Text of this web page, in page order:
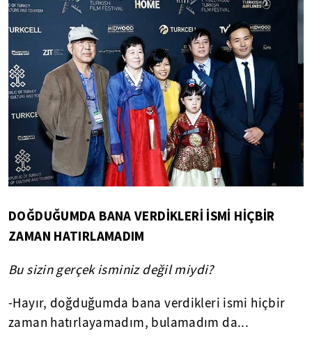
DOĞDUĞUMDA BANA VERDİKLERİ İSMİ HİÇBİR
ZAMAN HATIRLAMADIM
Bu sizin gerçek isminiz değil miydi?
-Hayır, doğduğumda bana verdikleri ismi hiçbir
zaman hatırlayamadım, bulamadım da...